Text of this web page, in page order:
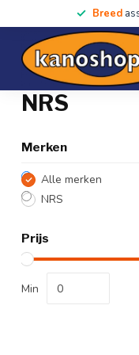
Breed
SALE!!
Home Merken /
NRS
Merken
Alle merken
NRS
Prijs
Min